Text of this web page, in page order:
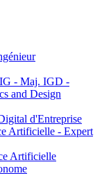
- Maj. IGD -
and Design
d'Entreprise
Artificielle - Expert
Artificielle